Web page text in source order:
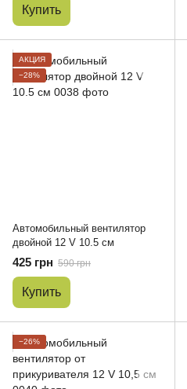
Купить
АКЦИЯ
−28%
Автомобильный вентилятор
двойной 12 V 10.5 см
425 грн 590 грн
Купить
−26%